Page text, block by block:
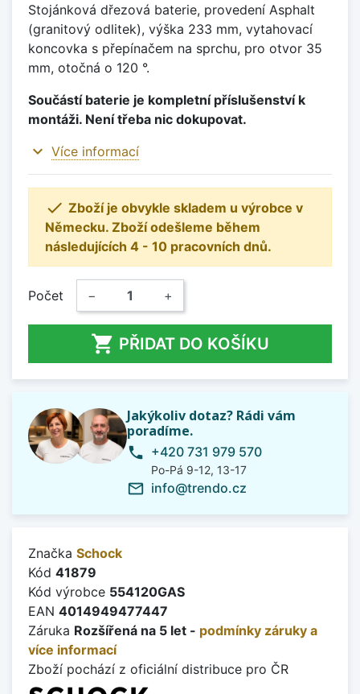
Stojánková dřezová baterie, provedení Asphalt
(granitový odlitek), výška 233 mm, vytahovací
koncovka s přepínačem na sprchu, pro otvor 35
mm, otočná o 120 °.
Součástí baterie je kompletní příslušenství k
montáži. Není třeba nic dokupovat.
expand_more Více informací
 Zboží je obvykle skladem u výrobce v
Německu. Zboží odešleme během
následujících 4 - 10 pracovních dnů.
Počet − +
 PŘIDAT DO KOŠÍKU
Jakýkoliv dotaz? Rádi vám
poradíme.
phone +420 731 979 570
Po-Pá 9-12, 13-17
mail_outline info@trendo.cz
Značka Schock
Kód 41879
Kód výrobce 554120GAS
EAN 4014949477447
Záruka Rozšířená na 5 let - podmínky záruky a
více informací
Zboží pochází z oficiální distribuce pro ČR